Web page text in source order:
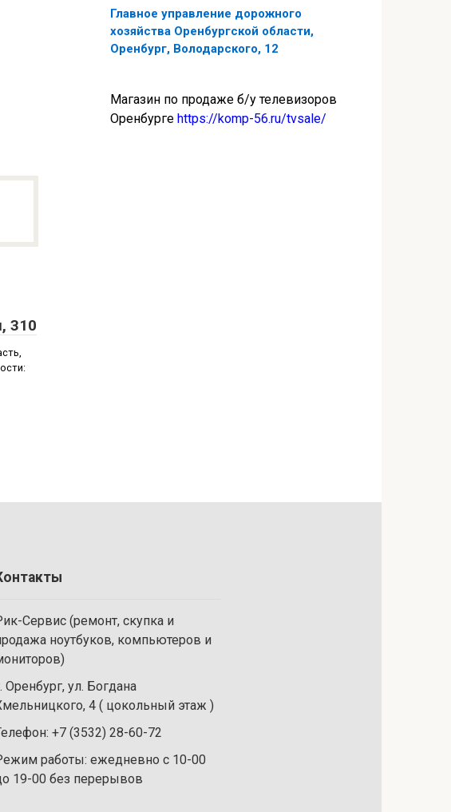
310
Главное управление дорожного
хозяйства Оренбургской области,
Оренбург, Володарского, 12
Магазин по продаже б/у телевизоров
Оренбурге https://komp-56.ru/tvsale/
Сервис (ремонт, скупка и
ноутбуков, компьютеров и
Оренбург, ул. Богдана
4 ( цокольный этаж )
+7 (3532) 28-60-72
работы: ежедневно с 10-00
19-00 без перерывов